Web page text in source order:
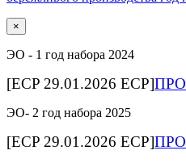
×
ЭО - 1 год набора 2024
[ECP 29.01.2026 ECP]
ЭО- 2 год набора 2025
[ECP 29.01.2026 ECP]